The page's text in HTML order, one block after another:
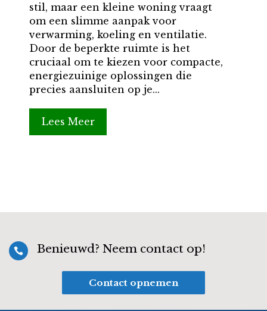
stil, maar een kleine woning vraagt
om een slimme aanpak voor
verwarming, koeling en ventilatie.
Door de beperkte ruimte is het
cruciaal om te kiezen voor compacte,
energiezuinige oplossingen die
precies aansluiten op je...
Lees Meer
 Benieuwd? Neem contact op!
Contact opnemen